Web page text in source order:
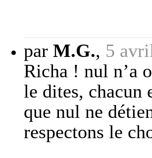
par M.G., 5
Richa ! nul n’a
le dites, chacun
que nul ne
respectons le